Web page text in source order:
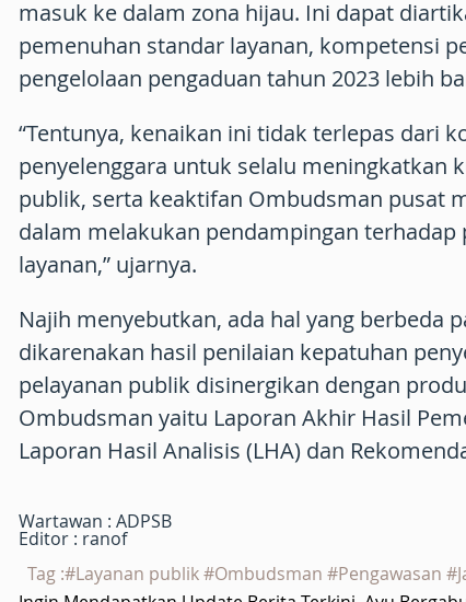
masuk ke dalam zona hijau. Ini dapat
pemenuhan standar layanan, kompetensi
pengelolaan pengaduan tahun 2023 lebih
“Tentunya, kenaikan ini tidak terlepas dari
penyelenggara untuk selalu meningkatkan
publik, serta keaktifan Ombudsman pusat
dalam melakukan pendampingan terhadap
layanan,” ujarnya.
Najih menyebutkan, ada hal yang berbeda
dikarenakan hasil penilaian kepatuhan
pelayanan publik disinergikan dengan
Ombudsman yaitu Laporan Akhir Hasil
Laporan Hasil Analisis (LHA) dan
Wartawan : ADPSB
Editor : ranof
Tag :#Layanan publik #Ombudsman #Pengawasan